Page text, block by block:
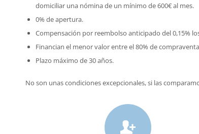
domiciliar una nómina de un mínimo de 600€ al mes.
0% de apertura.
Compensación por reembolso anticipado del 0,15%
Financian el menor valor entre el 80% de
Plazo máximo de 30 años.
No son unas condiciones excepcionales, si las